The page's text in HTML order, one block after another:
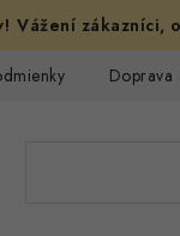
Vážení zákazníci,
Doprava